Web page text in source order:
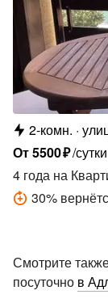
2-комн.
От5500₽/сутки
4 года на
30%
Смотрите
посуточно в